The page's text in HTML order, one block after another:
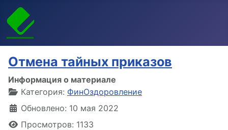
Отмена тайных приказов
Информация о материале
Категория: ФинОздоровление
Обновлено: 10 мая 2022
Просмотров: 1133